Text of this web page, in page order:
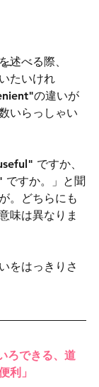
述べる際、
たいけれ
の違いが
いらっしゃい
ですか、
すか。」と聞
。どちらにも
味は異なりま
をはっきりさ
ろできる、道
利」